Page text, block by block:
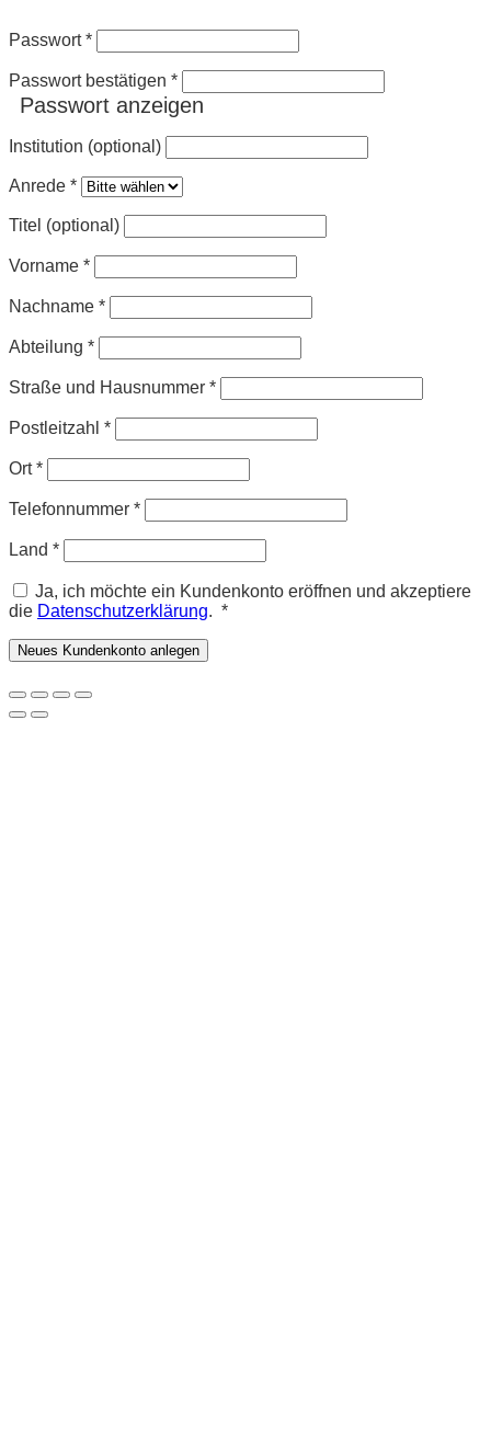
Passwort*
Passwort bestätigen *
Passwort anzeigen
Institution (optional)
Anrede *
Titel (optional)
Vorname *
Nachname *
Abteilung *
Straße und Hausnummer *
Postleitzahl *
Ort*
Telefonnummer *
Land *
Ja, ich möchte ein Kundenkonto eröffnen und akzeptiere
die Datenschutzerklärung. *Erforderlich
Neues Kundenkonto anlegen